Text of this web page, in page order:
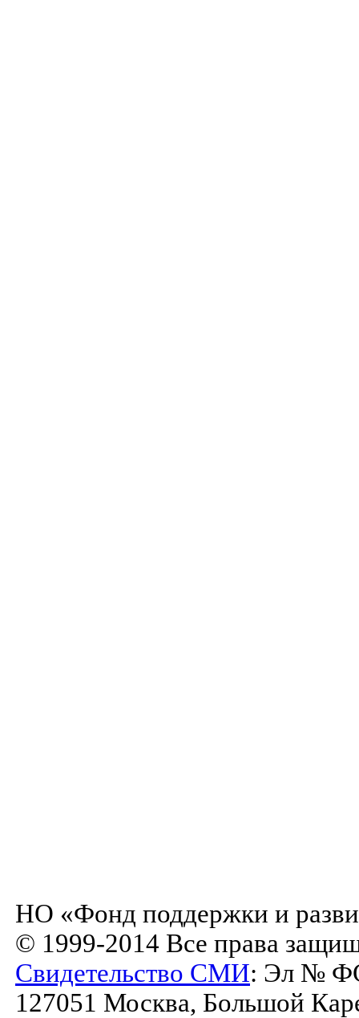
НО «Фонд поддержки и
© 1999-2014 Все права
Свидетельство СМИ: Эл №
127051 Москва, Большой